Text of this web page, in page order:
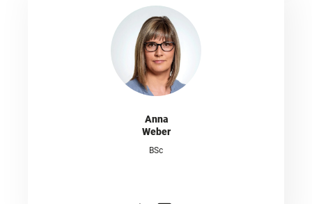
Anna
Weber
BSc